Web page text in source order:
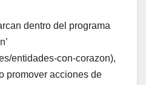
dentro del programa
entidades-con-corazon),
promover acciones de